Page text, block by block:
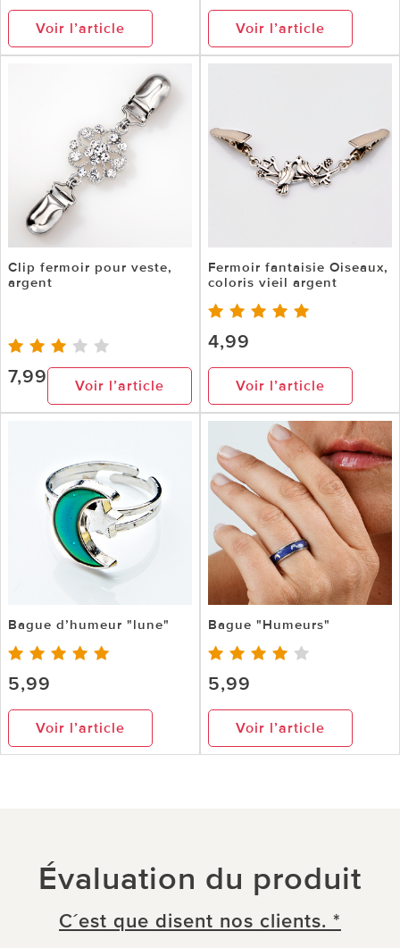
Voir l’article Voir l’article
Clip fermoir pour veste,
argent
7,99 Voir l’article
Fermoir fantaisie Oiseaux,
coloris vieil argent
4,99
Voir l’article
Bague d’humeur "lune"
5,99
Voir l’article
Bague "Humeurs"
5,99
Voir l’article
Évaluation du produit
C´est que disent nos clients. *